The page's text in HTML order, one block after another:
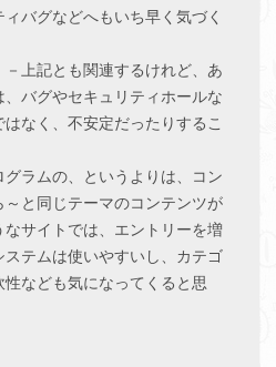
バグなどへもいち早く気づく
－上記とも関連するけれど、あ
、バグやセキュリティホールな
なく、不安定だったりするこ
ラムの、というよりは、コン
と同じテーマのコンテンツが
サイトでは、エントリーを増
テムは使いやすいし、カテゴ
なども気になってくると思